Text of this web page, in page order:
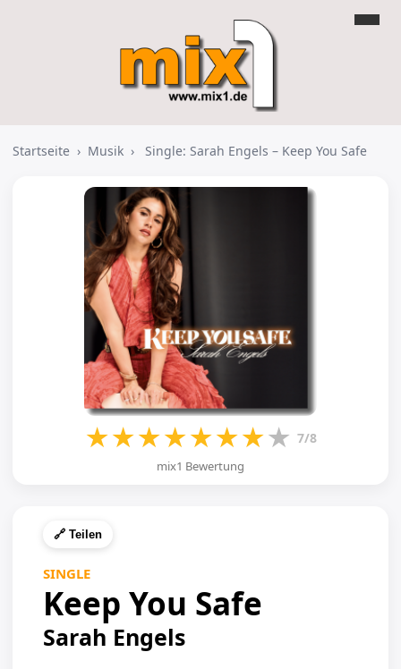
Startseite › Musik › Single: Sarah Engels – Keep You Safe
★★★★★★★★ 7/8
mix1 Bewertung
🔗 Teilen
SINGLE
Keep You Safe
Sarah Engels